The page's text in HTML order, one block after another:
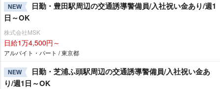
NEW
日勤・豊田駅周辺の交通誘導警備員/入社祝い金あり/週1
日～OK
株式会社MSK
日給1万4,500円～
アルバイト・パート / 東京都
NEW
日勤・芝浦ふ頭駅周辺の交通誘導警備員/入社祝い金あ
り/週1日～OK